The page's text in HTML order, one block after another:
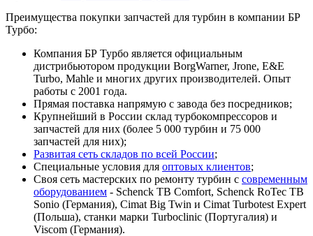
Преимущества покупки запчастей для турбин в компании БР
Турбо:
Компания БР Турбо является официальным
дистрибьютором продукции BorgWarner, Jrone, E&E
Turbo, Mahle и многих других производителей. Опыт
работы с 2001 года.
Прямая поставка напрямую с завода без посредников;
Крупнейший в России склад турбокомпрессоров и
запчастей для них (более 5 000 турбин и 75 000
запчастей для них);
Развитая сеть складов по всей России;
Специальные условия для оптовых клиентов;
Своя сеть мастерских по ремонту турбин с современным
оборудованием - Schenck TB Comfort, Schenck RoTec TB
Sonio (Германия), Cimat Big Twin и Cimat Turbotest Expert
(Польша), станки марки Turboclinic (Португалия) и
Viscom (Германия).